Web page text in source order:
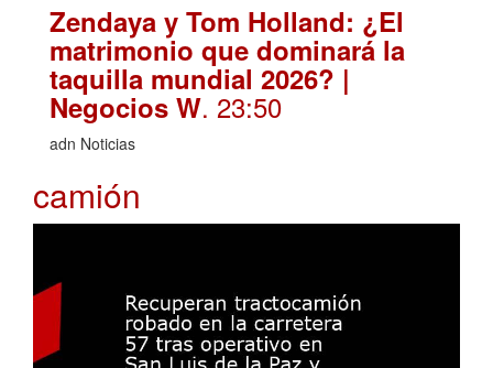
Zendaya y Tom Holland: ¿El
matrimonio que dominará la
taquilla mundial 2026? |
Negocios W. 23:50
adn Noticias
camión